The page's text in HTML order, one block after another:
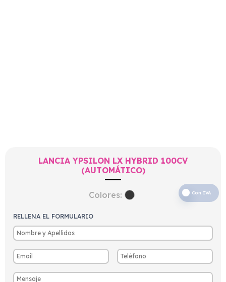
LANCIA YPSILON LX HYBRID 100CV
(AUTOMÁTICO)
Con IVA
Colores:
RELLENA EL FORMULARIO